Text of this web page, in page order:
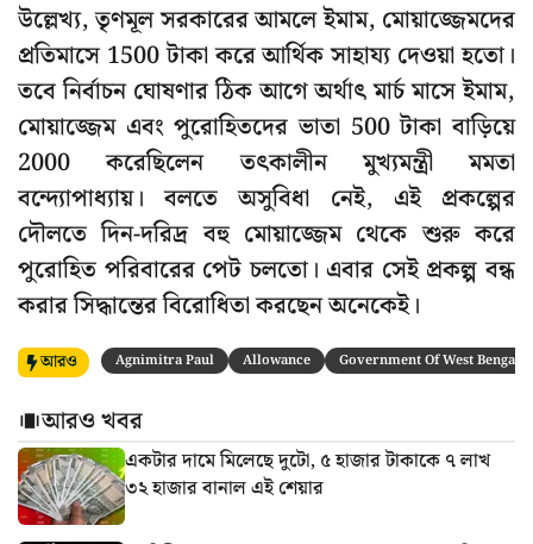
উল্লেখ্য, তৃণমূল সরকারের আমলে ইমাম, মোয়াজ্জেমদের
প্রতিমাসে 1500 টাকা করে আর্থিক সাহায্য দেওয়া হতো।
তবে নির্বাচন ঘোষণার ঠিক আগে অর্থাৎ মার্চ মাসে ইমাম,
মোয়াজ্জেম এবং পুরোহিতদের ভাতা 500 টাকা বাড়িয়ে
2000 করেছিলেন তৎকালীন মুখ্যমন্ত্রী মমতা
বন্দ্যোপাধ্যায়। বলতে অসুবিধা নেই, এই প্রকল্পের
দৌলতে দিন-দরিদ্র বহু মোয়াজ্জেম থেকে শুরু করে
পুরোহিত পরিবারের পেট চলতো। এবার সেই প্রকল্প বন্ধ
করার সিদ্ধান্তের বিরোধিতা করছেন অনেকেই।
আরও Agnimitra Paul Allowance Government Of West Bengal
আরও খবর
একটার দামে মিলেছে দুটো, ৫ হাজার টাকাকে ৭ লাখ
৩২ হাজার বানাল এই শেয়ার